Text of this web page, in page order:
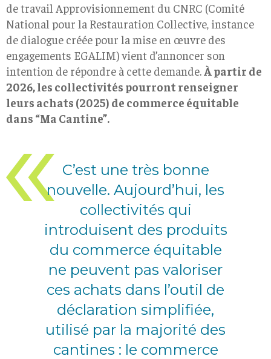
de travail Approvisionnement du CNRC (Comité
National pour la Restauration Collective, instance
de dialogue créée pour la mise en œuvre des
engagements EGALIM) vient d’annoncer son
intention de répondre à cette demande.À partir de
2026, les collectivités pourront renseigner
leurs achats (2025) de commerce équitable
dans “Ma Cantine”.
C’est une très bonne
nouvelle. Aujourd’hui, les
collectivités qui
introduisent des produits
du commerce équitable
ne peuvent pas valoriser
ces achats dans l’outil de
déclaration simplifiée,
utilisé par la majorité des
cantines : le commerce